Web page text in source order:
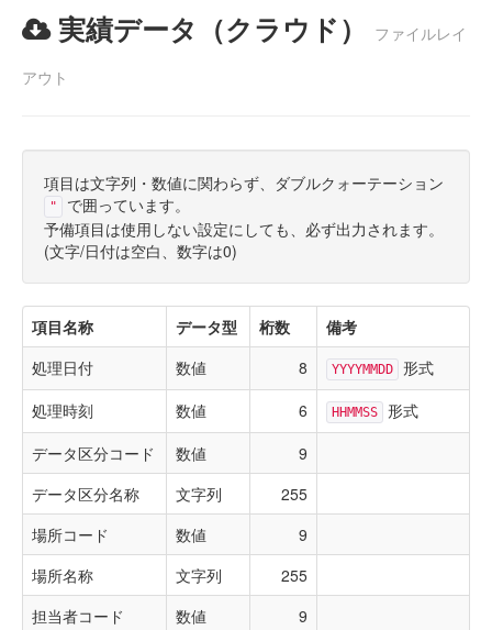
実績データ（クラウド）
ファイルレイ
アウト
項目は文字列・数値に関わらず、ダブルクォーテーション
"
で囲っています。
予備項目は使用しない設定にしても、必ず出力されます。
(文字/日付は空白、数字は0)
項目名称 データ型 桁数
備考
処理日付
数値 8 YYYYMMDD
形式
処理時刻
数値 6 HHMMSS
形式
データ区分コード
数値
9
データ区分名称
文字列
255
場所コード
数値
9
場所名称
文字列
255
担当者コード
数値 9